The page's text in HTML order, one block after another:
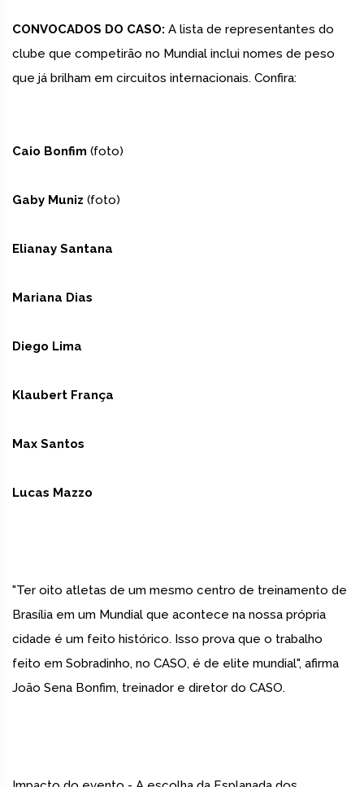
CONVOCADOS DO CASO: A lista de representantes do
clube que competirão no Mundial inclui nomes de peso
que já brilham em circuitos internacionais. Confira:
Caio Bonfim (foto)
Gaby Muniz (foto)
Elianay Santana
Mariana Dias
Diego Lima
Klaubert França
Max Santos
Lucas Mazzo
"Ter oito atletas de um mesmo centro de treinamento de
Brasília em um Mundial que acontece na nossa própria
cidade é um feito histórico. Isso prova que o trabalho
feito em Sobradinho, no CASO, é de elite mundial", afirma
João Sena Bonfim, treinador e diretor do CASO.